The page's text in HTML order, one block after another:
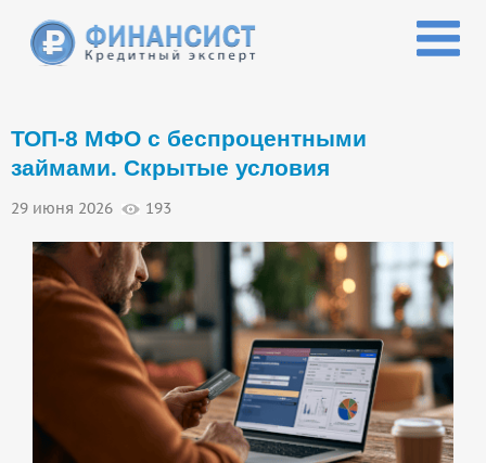
ТОП-8 МФО с беспроцентными
займами. Скрытые условия
29 июня 2026 193